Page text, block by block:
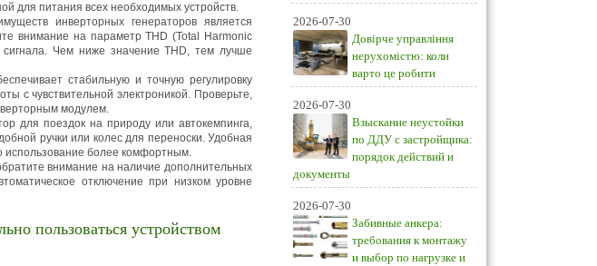
для питания всех необходимых устройств.
инверторных генераторов является
внимание на параметр THD (Total Harmonic
сигнала. Чем ниже значение THD, тем лучше
стабильную и точную регулировку
с чувствительной электроникой. Проверьте,
модулем.
для поездок на природу или автокемпинга,
ручки или колес для переноски. Удобная
использование более комфортным.
внимание на наличие дополнительных
отключение при низком уровне
пользоваться устройством
2026-07-30
Довірче управління
нерухомістю: коли
варто це робити
2026-07-30
Взыскание неустойки
по ДДУ с застройщика:
порядок действий и
документы
2026-07-30
Забивные анкера:
требования к монтажу
и выбор по нагрузке и